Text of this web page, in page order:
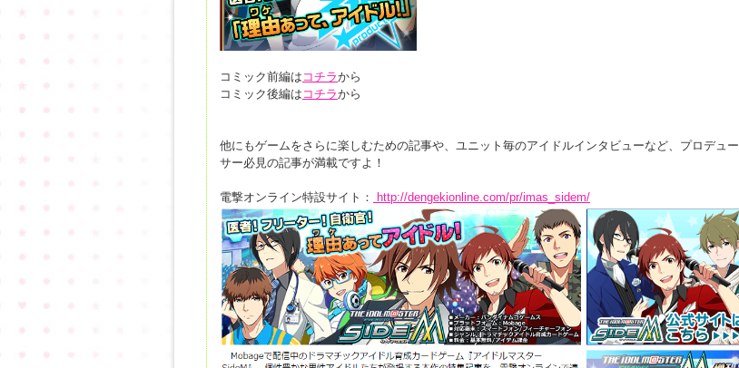
コミック前編は コチラから
コミック後編は コチラから
他にもゲームをさらに楽しむための記事や、ユニット毎のアイドルインタビューなど、プロデュー
サー必見の記事が満載ですよ！
電撃オンライン特設サイト： http://dengekionline.com/pr/imas_sidem/